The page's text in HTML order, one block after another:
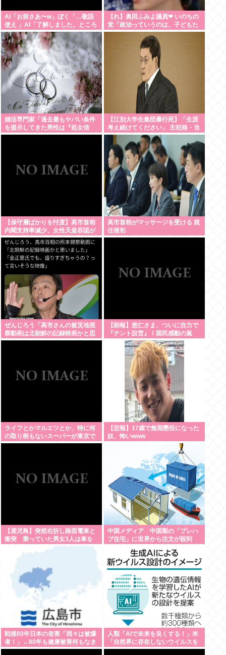
AI「お前さあ〜w」ぼく「…敬語
使え 」AI「了解しました。ところ
でお前はどう思いますか？」 これ
【れ】奥田ふみよ議員❤‍ いのちの
党「政治っていうのは、子どもた
ちに「いのち」を繋いでいくため
にあるんだよ。」
婚活専門家「過去最もヤバい条件
を提示してきた男性は『処女信
仰』」ケンモメン…
【江別大学生集団暴行死】「生涯
考え続けてください」 主犯格・当
時18歳の川口侑斗被告に無期懲役
の判決「理不尽以外の何ものでも
ない」
【保守層ばかりを忖度】高市首相
内閣支持率減少、女性天皇容認が
増加…識者に聞く「民意無視」の
代償
高市首相がマッサージを受ける 就
任後初
ぜんじろう「高市さんの被災地視
察動画は北朝鮮の記録映画かと思
った。金正恩でもあんなに盛らん
【朗報】悠仁さま、ついに自力で
『テント設営』！国民感動の嵐
ライフとかマルエツとか、特に何
の取り柄もないスーパーが東京で
デカい顔してるの不思議だよな、
【悲報】17歳で無期懲役になった
奴、怖いwww
【鹿児島】突然右折し路面電車と
衝突 乗っていた男女3人は車を
放置しダッシュで逃走中
中国メディア 中国製の「プレハ
ブ住宅」に世界から注文が殺到
戦後80年日本の老害「我々は被爆
者！」←80年も健康被害何もなき
ゃ健常者やろ
人類「AIで未来を良くする！」米
「自然界に存在しないウイルスを
設計増殖に成功」技術が進む程自